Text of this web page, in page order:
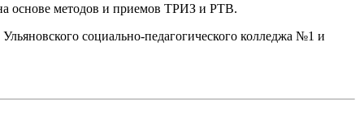
основе методов и приемов ТРИЗ и РТВ.
социально-педагогического колледжа №1 и